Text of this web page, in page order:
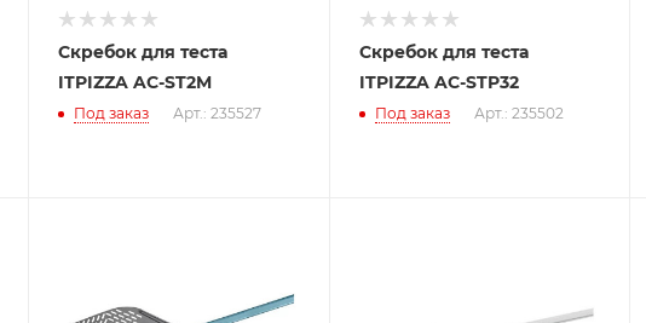
Скребок для теста
ITPIZZA AC-ST2M
Под заказ Арт.: 235527
Скребок для теста
ITPIZZA AC-STP32
Под заказ Арт.: 235502